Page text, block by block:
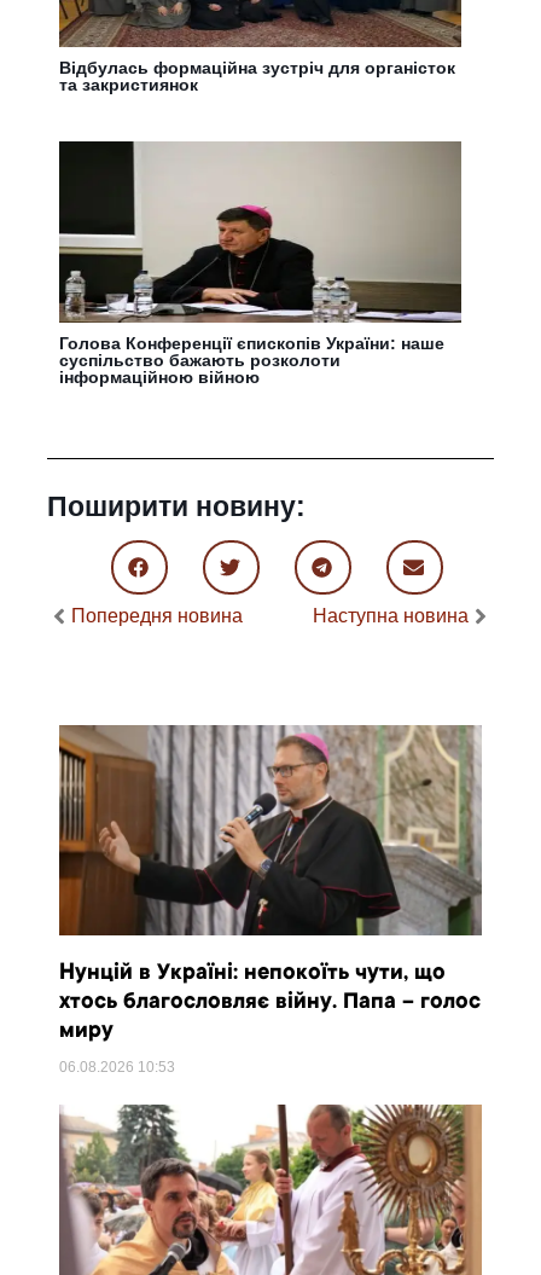
Відбулась формаційна зустріч для органісток
та закристиянок
Голова Конференції єпископів України: наше
суспільство бажають розколоти
інформаційною війною
Поширити новину:
Попередня новина Наступна новина
Нунцій в Україні: непокоїть чути, що
хтось благословляє війну. Папа – голос
миру
06.08.2026 10:53